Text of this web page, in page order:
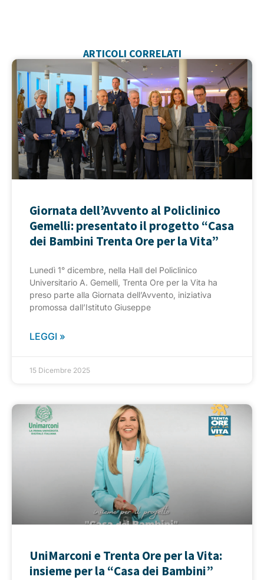
ARTICOLI CORRELATI
Giornata dell’Avvento al Policlinico
Gemelli: presentato il progetto “Casa
dei Bambini Trenta Ore per la Vita”
Lunedì 1° dicembre, nella Hall del Policlinico
Universitario A. Gemelli, Trenta Ore per la Vita ha
preso parte alla Giornata dell’Avvento, iniziativa
promossa dall’Istituto Giuseppe
LEGGI »
15 Dicembre 2025
UniMarconi e Trenta Ore per la Vita:
insieme per la “Casa dei Bambini”